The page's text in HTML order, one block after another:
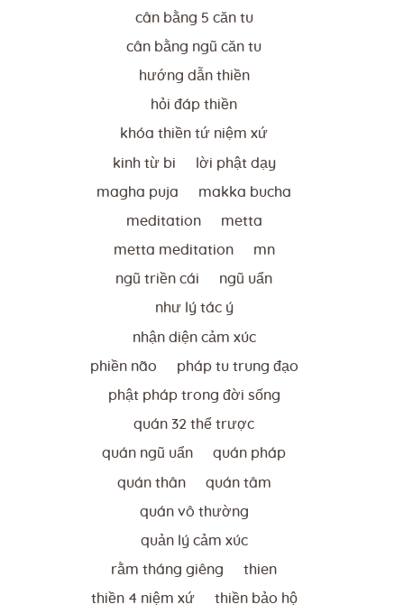
cân bằng 5 căn tu
cân bằng ngũ căn tu
hướng dẫn thiền
hỏi đáp thiền
khóa thiền tứ niệm xứ
kinh từ bi lời phật dạy
magha puja makka bucha
meditation metta
metta meditation mn
ngũ triền cái ngũ uẩn
như lý tác ý
nhận diện cảm xúc
phiền não pháp tu trung đạo
phật pháp trong đời sống
quán 32 thể trược
quán ngũ uẩn quán pháp
quán thân quán tâm
quán vô thường
quản lý cảm xúc
rằm tháng giêng thien
thiền 4 niệm xứ thiền bảo hộ